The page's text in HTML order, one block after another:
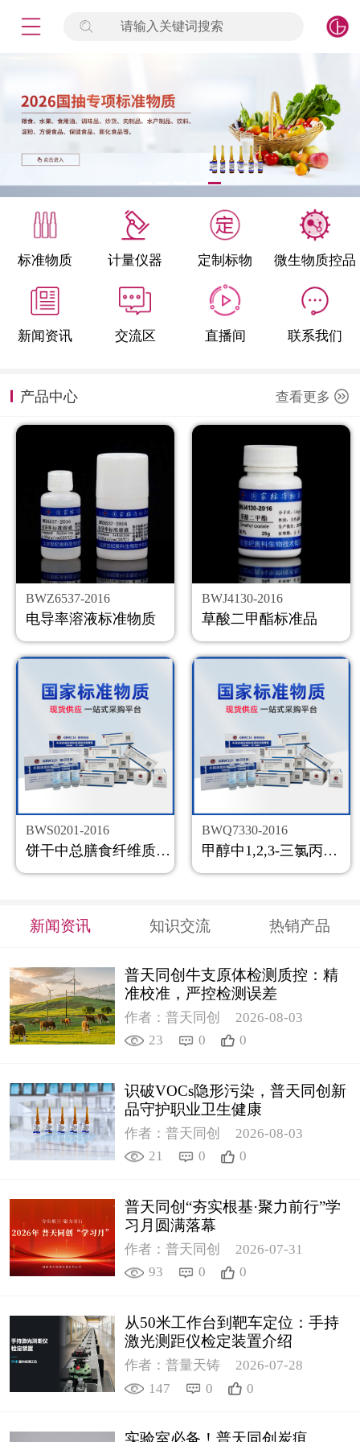
请输入关键词搜索
标准物质 计量仪器 定制标物 微生物质控品
新闻资讯 交流区 直播间 联系我们
产品中心 查看更多
BWZ6537-2016
电导率溶液标准物质
BWJ4130-2016
草酸二甲酯标准品
BWS0201-2016
饼干中总膳食纤维质控样品
BWQ7330-2016
甲醇中1,2,3-三氯丙烷溶液标准物质
新闻资讯 知识交流 热销产品
普天同创牛支原体检测质控：精
准校准，严控检测误差
作者：普天同创
2026-08-03
23
0 0
识破VOCs隐形污染，普天同创新
品守护职业卫生健康
作者：普天同创
2026-08-03
21
0 0
普天同创“夯实根基·聚力前行”学
习月圆满落幕
作者：普天同创
2026-07-31
93
0 0
从50米工作台到靶车定位：手持
激光测距仪检定装置介绍
作者：普量天铸
2026-07-28
147
0 0
标准物质
产品专项
微生物检测/质控品
定制标物
定制仪器
新闻资讯
公司主页
购物车
会员中心
联系我们
返回主页